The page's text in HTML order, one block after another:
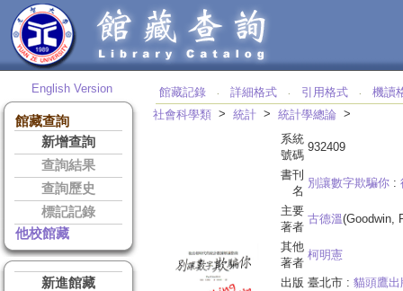
English Version
館藏查詢
新增查詢
查詢結果
查詢歷史
標記記錄
他校館藏
新進館藏
館藏記錄 ‧ 詳細格式 ‧ 引用格式 ‧
機讀
社會科學類 > 統計 > 統計學總論 >
系統
號碼
932409
書刊
名
別讓數字欺騙你 :
主要
著者
古德溫(Goodwin,
其他
著者
柯明憲
出版 臺北市 : 貓頭鷹出